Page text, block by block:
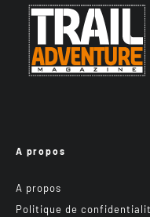
A propos
A propos
Politique de